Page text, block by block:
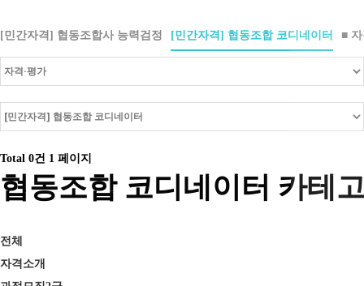
[민간자격] 협동조합사 능력검정 [민간자격] 협동조합 코디네이터 ■
Total 0건 1 페이지
협동조합 코디네이터 카테
전체
자격소개